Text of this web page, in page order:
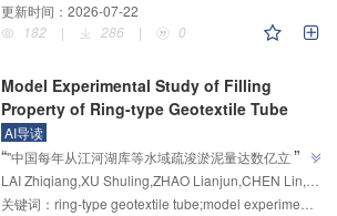
更新时间： 2026-07-22
182
| 286 | 0
Model Experimental Study of Filling
Property of Ring-type Geotextile Tube
AI导读
“"中国每年从江河湖库等水域疏浚淤泥量达数亿立方
米，通常进行陆地自然堆存，长期占用大范围土地"，
研究团队提出新型环式管袋堆场蓄淤排水技术，探索了
”
关键词： ring-type geotextile tube;model experiment;filling method;filling height;filling mechanism;machine learning